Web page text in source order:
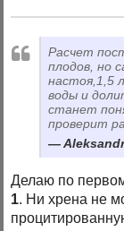
Расчет
плодов, но
настоя,1,5
воды и
станет
проверит
Делаю по
1. Ни хрена не